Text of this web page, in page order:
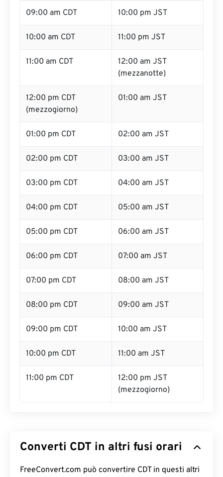
09:00 am CDT 10:00 pm JST
10:00 am CDT 11:00 pm JST
11:00 am CDT
12:00 am JST
(mezzanotte)
12:00 pm CDT
(mezzogiorno)
01:00 am JST
01:00 pm CDT 02:00 am JST
02:00 pm CDT 03:00 am JST
03:00 pm CDT 04:00 am JST
04:00 pm CDT 05:00 am JST
05:00 pm CDT 06:00 am JST
06:00 pm CDT 07:00 am JST
07:00 pm CDT 08:00 am JST
08:00 pm CDT 09:00 am JST
09:00 pm CDT 10:00 am JST
10:00 pm CDT 11:00 am JST
11:00 pm CDT
12:00 pm JST
(mezzogiorno)
Converti CDT in altri fusi orari
FreeConvert.com può convertire CDT in questi altri